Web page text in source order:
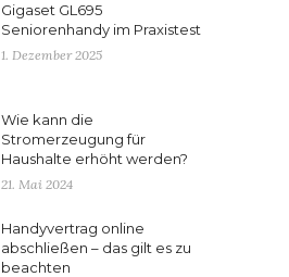
Gigaset GL695
Seniorenhandy im Praxistest
1. Dezember 2025
Wie kann die
Stromerzeugung für
Haushalte erhöht werden?
21. Mai 2024
Handyvertrag online
abschließen – das gilt es zu
beachten